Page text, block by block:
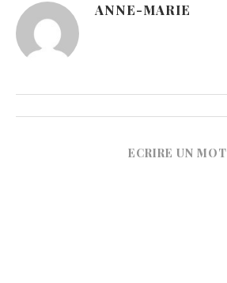
ANNE-MARIE
ECRIRE UN MOT